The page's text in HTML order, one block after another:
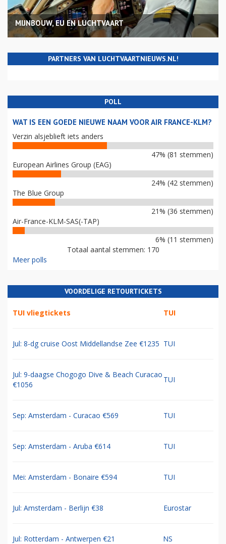
MIJNBOUW, EU EN LUCHTVAART
PARTNERS VAN LUCHTVAARTNIEUWS.NL!
POLL
WAT IS EEN GOEDE NIEUWE NAAM VOOR AIR FRANCE-KLM?
Verzin alsjeblieft iets anders
47% (81 stemmen)
European Airlines Group (EAG)
24% (42 stemmen)
The Blue Group
21% (36 stemmen)
Air-France-KLM-SAS(-TAP)
6% (11 stemmen)
Totaal aantal stemmen: 170
Meer polls
VOORDELIGE RETOURTICKETS
TUI vliegtickets TUI
Jul: 8-dg cruise Oost Middellandse Zee €1235 TUI
Jul: 9-daagse Chogogo Dive & Beach Curacao
€1056
TUI
Sep: Amsterdam - Curacao €569 TUI
Sep: Amsterdam - Aruba €614 TUI
Mei: Amsterdam - Bonaire €594 TUI
Jul: Amsterdam - Berlijn €38 Eurostar
Jul: Rotterdam - Antwerpen €21 NS